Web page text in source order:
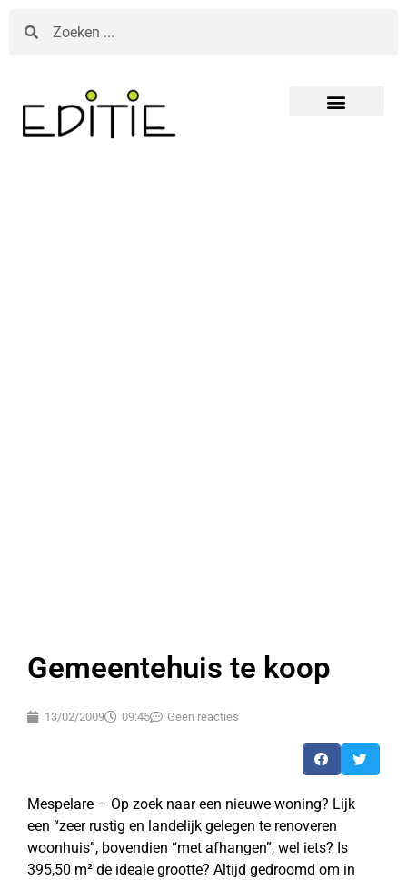
Gemeentehuis te koop
13/02/2009 09:45 Geen reacties
Mespelare – Op zoek naar een nieuwe woning? Lijk
een “zeer rustig en landelijk gelegen te renoveren
woonhuis”, bovendien “met afhangen”, wel iets? Is
395,50 m² de ideale grootte? Altijd gedroomd om in